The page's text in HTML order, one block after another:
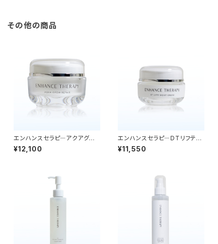
その他の商品
エンハンスセラピ―アクアグロ
ウリペア美容ジェル 50g
¥12,100
エンハンスセラピ―DTリフティ
モイストクリーム＜ユーカリ＞3
0g
¥11,550